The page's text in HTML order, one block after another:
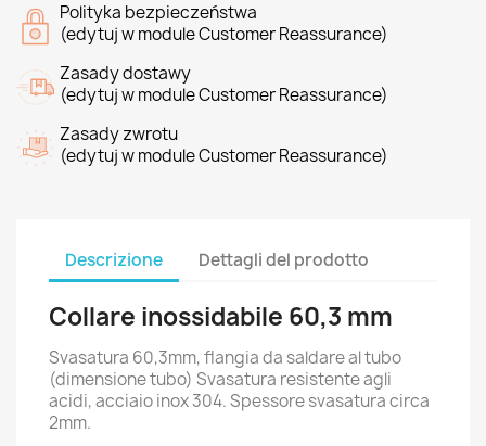
Polityka bezpieczeństwa
(edytuj w module Customer Reassurance)
Zasady dostawy
(edytuj w module Customer Reassurance)
Zasady zwrotu
(edytuj w module Customer Reassurance)
Descrizione Dettagli del prodotto
Collare inossidabile 60,3 mm
Svasatura 60,3mm, flangia da saldare al tubo
(dimensione tubo) Svasatura resistente agli
acidi, acciaio inox 304. Spessore svasatura circa
2mm.